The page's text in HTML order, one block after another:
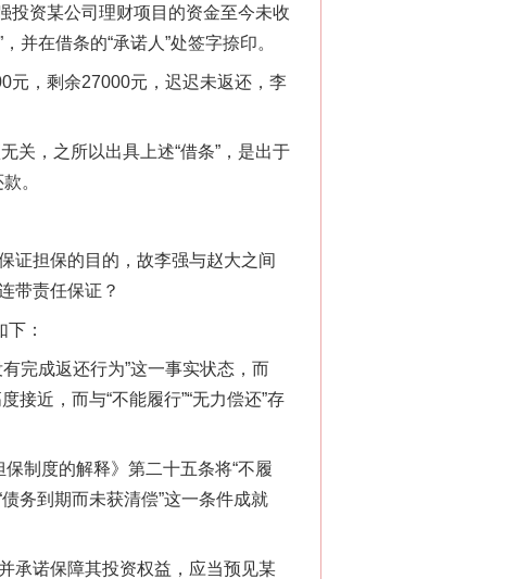
投资某公司理财项目的资金至今未收
并在借条的“承诺人”处签字捺印。
，剩余27000元，迟迟未返还，李
，之所以出具上述“借条”，是出于
。
担保的目的，故李强与赵大之间
带责任保证？
：
完成返还行为”这一事实状态，而
接近，而与“不能履行”“无力偿还”存
制度的解释》第二十五条将“不履
务到期而未获清偿”这一条件成就
承诺保障其投资权益，应当预见某